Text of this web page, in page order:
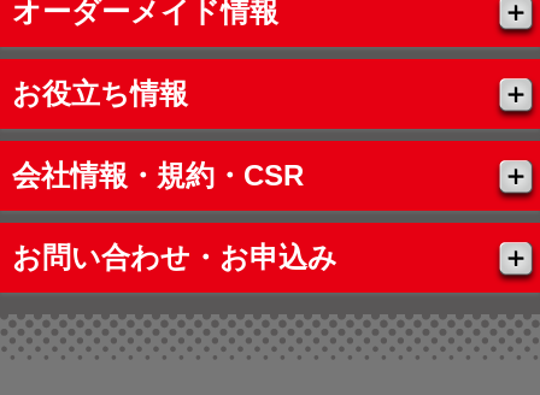
オーダーメイド情報
お役立ち情報
会社情報・規約・CSR
お問い合わせ・お申込み